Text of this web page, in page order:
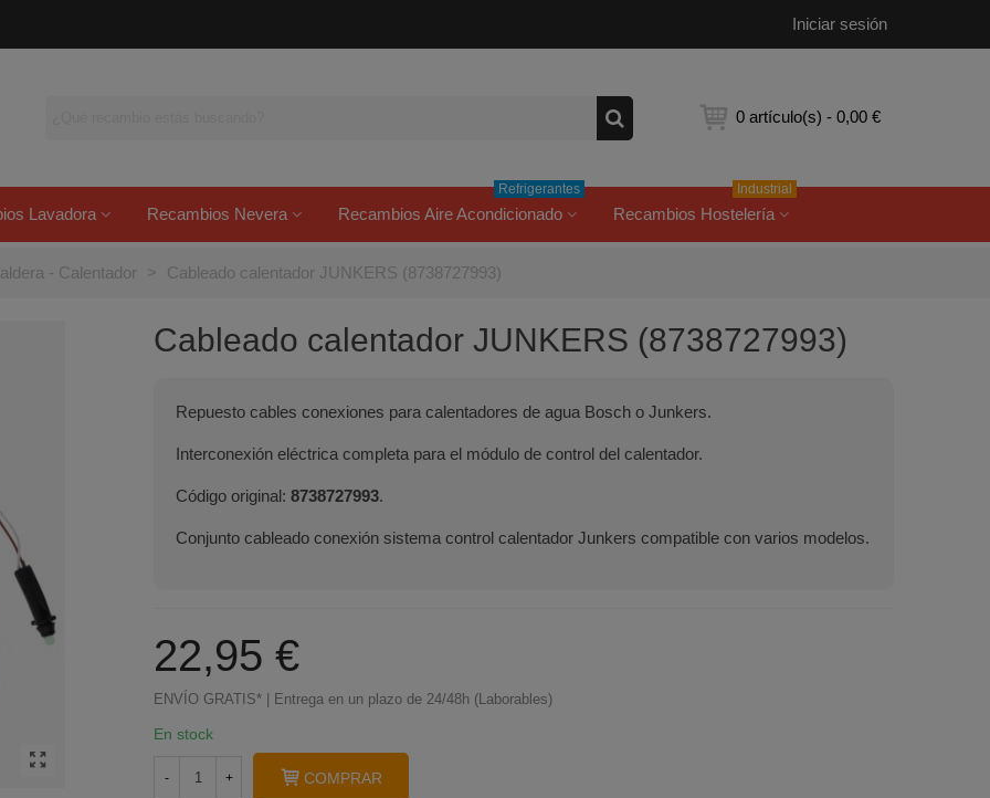
Iniciar sesión
0 artículo(s) - 0,00 €
Lavadora Recambios Nevera Recambios Aire Acondicionado
Refrigerantes
Recambios Hostelería
Industrial
- Calentador > Cableado calentador JUNKERS (8738727993)
Cableado calentador JUNKERS (8738727993)
Repuesto cables conexiones para calentadores de agua Bosch o Junkers.
Interconexión eléctrica completa para el módulo de control del calentador.
Código original: 8738727993.
Conjunto cableado conexión sistema control calentador Junkers compatible con varios modelos.
22,95 €
ENVÍO GRATIS* | Entrega en un plazo de 24/48h (Laborables)
En stock
- + COMPRAR